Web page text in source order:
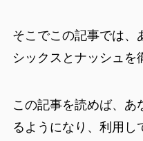
そこでこの記事では、
シックスとナッシュを
この記事を読めば、あ
るようになり、利用し